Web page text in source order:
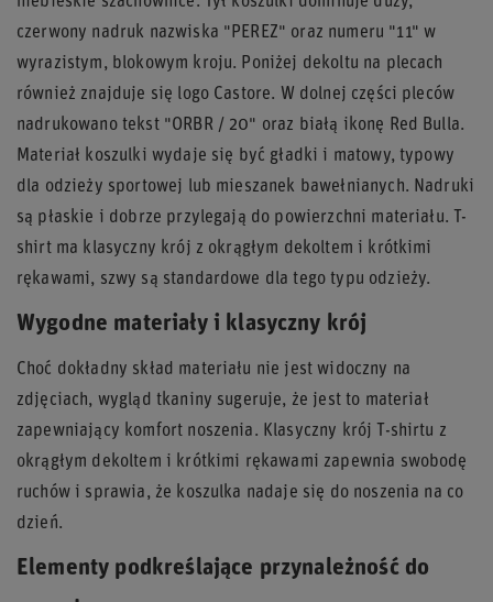
czerwony nadruk nazwiska "PEREZ" oraz numeru "11" w
wyrazistym, blokowym kroju. Poniżej dekoltu na plecach
również znajduje się logo Castore. W dolnej części pleców
nadrukowano tekst "ORBR / 20" oraz białą ikonę Red Bulla.
Materiał koszulki wydaje się być gładki i matowy, typowy
dla odzieży sportowej lub mieszanek bawełnianych. Nadruki
są płaskie i dobrze przylegają do powierzchni materiału. T-
shirt ma klasyczny krój z okrągłym dekoltem i krótkimi
rękawami, szwy są standardowe dla tego typu odzieży.
Wygodne materiały i klasyczny krój
Choć dokładny skład materiału nie jest widoczny na
zdjęciach, wygląd tkaniny sugeruje, że jest to materiał
zapewniający komfort noszenia. Klasyczny krój T-shirtu z
okrągłym dekoltem i krótkimi rękawami zapewnia swobodę
ruchów i sprawia, że koszulka nadaje się do noszenia na co
dzień.
Elementy podkreślające przynależność do